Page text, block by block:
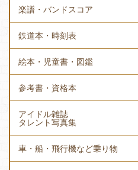
楽譜・バンドスコア
鉄道本・時刻表
絵本・児童書・図鑑
参考書・資格本
アイドル雑誌
タレント写真集
車・船・飛行機など乗り物